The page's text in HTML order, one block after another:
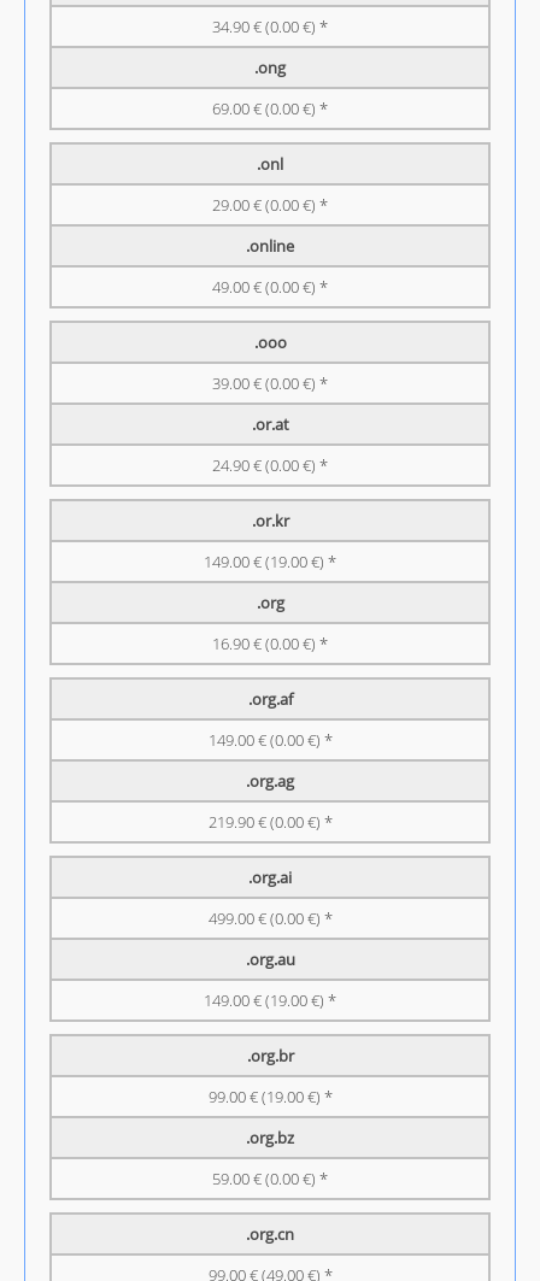
34.90 € (0.00 €) *
.ong
69.00 € (0.00 €) *
.onl
29.00 € (0.00 €) *
.online
49.00 € (0.00 €) *
.ooo
39.00 € (0.00 €) *
.or.at
24.90 € (0.00 €) *
.or.kr
149.00 € (19.00 €) *
.org
16.90 € (0.00 €) *
.org.af
149.00 € (0.00 €) *
.org.ag
219.90 € (0.00 €) *
.org.ai
499.00 € (0.00 €) *
.org.au
149.00 € (19.00 €) *
.org.br
99.00 € (19.00 €) *
.org.bz
59.00 € (0.00 €) *
.org.cn
99.00 € (49.00 €) *